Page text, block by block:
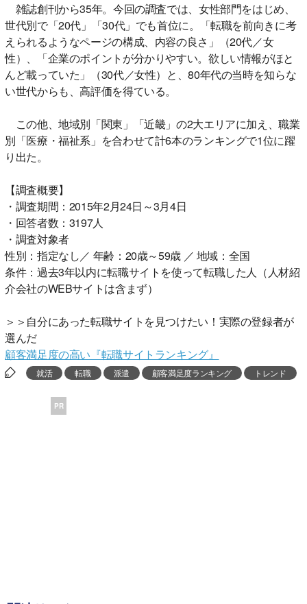
雑誌創刊から35年。今回の調査では、女性部門をはじめ、
世代別で「20代」「30代」でも首位に。「転職を前向きに考
えられるようなページの構成、内容の良さ」（20代／女
性）、「企業のポイントが分かりやすい。欲しい情報がほと
んど載っていた」（30代／女性）と、80年代の当時を知らな
い世代からも、高評価を得ている。
この他、地域別「関東」「近畿」の2大エリアに加え、職業
別「医療・福祉系」を合わせて計6本のランキングで1位に躍
り出た。
【調査概要】
・調査期間：2015年2月24日～3月4日
・回答者数：3197人
・調査対象者
性別：指定なし／ 年齢：20歳～59歳 ／ 地域：全国
条件：過去3年以内に転職サイトを使って転職した人（人材紹
介会社のWEBサイトは含まず）
＞＞自分にあった転職サイトを見つけたい！実際の登録者が
選んだ
顧客満足度の高い『転職サイトランキング』
就活 転職 派遣 顧客満足度ランキング トレンド
PR